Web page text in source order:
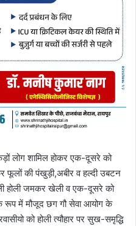
लोग शामिल होकर एक-दूसरे को
फूलों की पंखुड़ी,अबीर व हल्दी उबटन
होली जमकर खेली व एक-दूसरे को
रूप में मौजूद छग गौ सेवा आयोग के
को होली त्यौहार पर सुख-समृद्धि